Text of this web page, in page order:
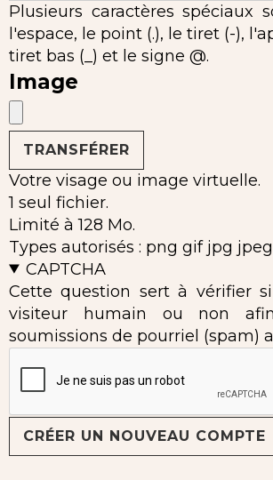
Plusieurs caractères spéciaux
l'espace, le point (.), le tiret (-),
tiret bas (_) et le signe @.
Image
Votre visage ou image virtuelle.
1 seul fichier.
Limité à 128 Mo.
Types autorisés : png gif jpg
CAPTCHA
Cette question sert à vérifier
visiteur humain ou non
soumissions de pourriel (spam)